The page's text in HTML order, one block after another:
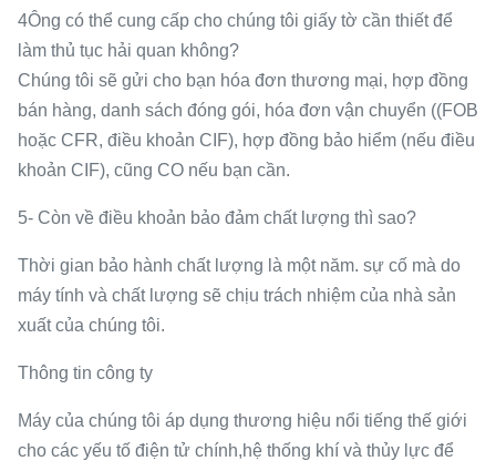
4Ông có thể cung cấp cho chúng tôi giấy tờ cần thiết để
làm thủ tục hải quan không?
Chúng tôi sẽ gửi cho bạn hóa đơn thương mại, hợp đồng
bán hàng, danh sách đóng gói, hóa đơn vận chuyển ((FOB
hoặc CFR, điều khoản CIF), hợp đồng bảo hiểm (nếu điều
khoản CIF), cũng CO nếu bạn cần.
5- Còn về điều khoản bảo đảm chất lượng thì sao?
Thời gian bảo hành chất lượng là một năm. sự cố mà do
máy tính và chất lượng sẽ chịu trách nhiệm của nhà sản
xuất của chúng tôi.
Thông tin công ty
Máy của chúng tôi áp dụng thương hiệu nổi tiếng thế giới
cho các yếu tố điện tử chính,hệ thống khí và thủy lực để